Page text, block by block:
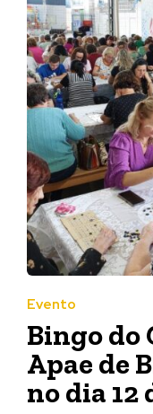
Evento
Bingo do
Apae de
no dia 12